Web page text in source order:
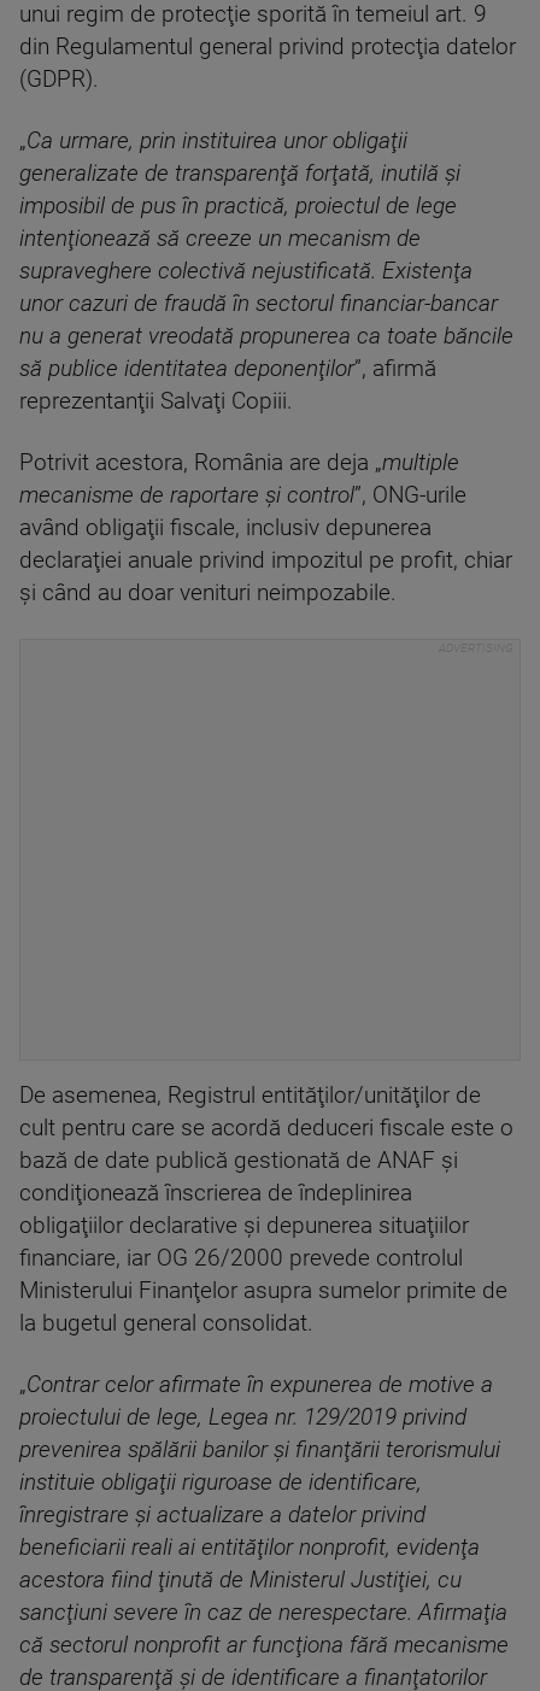
unui regim de protecţie sporită în temeiul art. 9
din Regulamentul general privind protecţia datelor
(GDPR).
„Ca urmare, prin instituirea unor obligaţii
generalizate de transparenţă forţată, inutilă şi
imposibil de pus în practică, proiectul de lege
intenţionează să creeze un mecanism de
supraveghere colectivă nejustificată. Existenţa
unor cazuri de fraudă în sectorul financiar-bancar
nu a generat vreodată propunerea ca toate băncile
să publice identitatea deponenţilor”, afirmă
reprezentanţii Salvaţi Copiii.
Potrivit acestora, România are deja „multiple
mecanisme de raportare şi control”, ONG-urile
având obligaţii fiscale, inclusiv depunerea
declaraţiei anuale privind impozitul pe profit, chiar
şi când au doar venituri neimpozabile.
De asemenea, Registrul entităţilor/unităţilor de
cult pentru care se acordă deduceri fiscale este o
bază de date publică gestionată de ANAF şi
condiţionează înscrierea de îndeplinirea
obligaţiilor declarative şi depunerea situaţiilor
financiare, iar OG 26/2000 prevede controlul
Ministerului Finanţelor asupra sumelor primite de
la bugetul general consolidat.
„Contrar celor afirmate în expunerea de motive a
proiectului de lege, Legea nr. 129/2019 privind
prevenirea spălării banilor şi finanţării terorismului
instituie obligaţii riguroase de identificare,
înregistrare şi actualizare a datelor privind
beneficiarii reali ai entităţilor nonprofit, evidenţa
acestora fiind ţinută de Ministerul Justiţiei, cu
sancţiuni severe în caz de nerespectare. Afirmaţia
că sectorul nonprofit ar funcţiona fără mecanisme
de transparenţă şi de identificare a finanţatorilor